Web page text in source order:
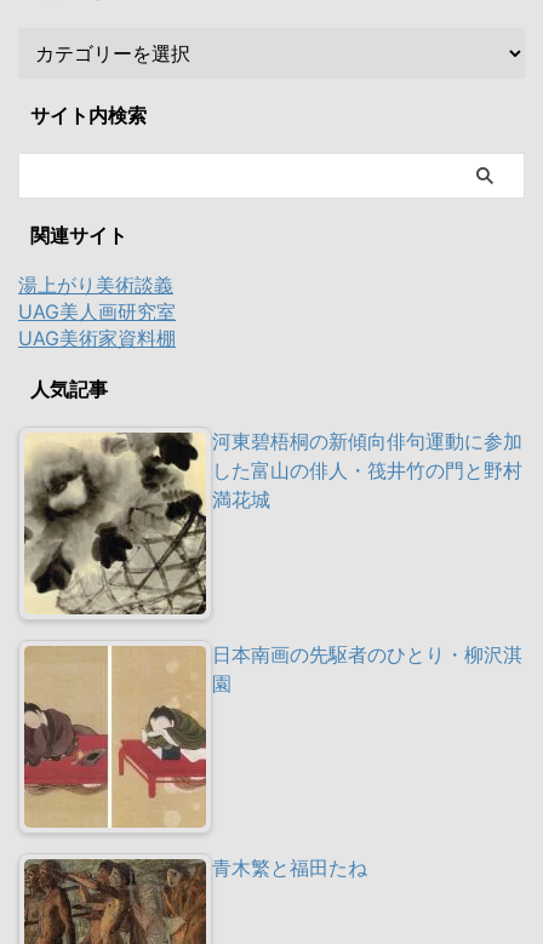
サイト内検索
関連サイト
湯上がり美術談義
UAG美人画研究室
UAG美術家資料棚
人気記事
河東碧梧桐の新傾向俳句運動に参加
した富山の俳人・筏井竹の門と野村
満花城
日本南画の先駆者のひとり・柳沢淇
園
青木繁と福田たね